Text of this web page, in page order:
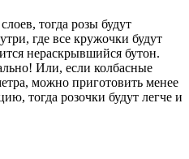
тогда розы будут
где все кружочки будут
нераскрывшийся бутон.
Или, если колбасные
можно приготовить менее
тогда розочки будут легче и